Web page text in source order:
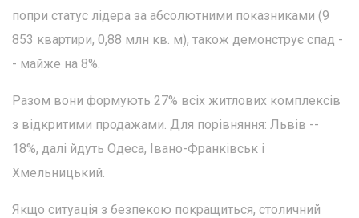
попри статус лідера за абсолютними показниками (9
853 квартири, 0,88 млн кв. м), також демонструє спад -
- майже на 8%.
Разом вони формують 27% всіх житлових комплексів
з відкритими продажами. Для порівняння: Львів --
18%, далі йдуть Одеса, Івано-Франківськ і
Хмельницький.
Якщо ситуація з безпекою покращиться, столичний